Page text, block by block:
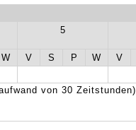
5
W V S P W V
von 30 Zeitstunden)